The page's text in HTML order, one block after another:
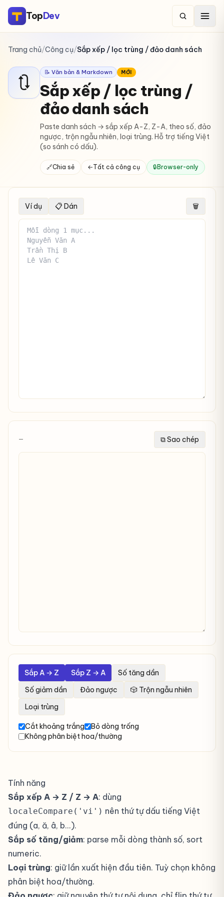
TopDev
Trang chủ/Công cụ/Sắp xếp / lọc trùng / đảo danh sách
🔃 📝 Văn bản & Markdown MỚI
Sắp xếp / lọc trùng /
đảo danh sách
Paste danh sách → sắp xếp A-Z, Z-A, theo số, đảo
ngược, trộn ngẫu nhiên, loại trùng. Hỗ trợ tiếng Việt
(so sánh có dấu).
🔗Chia sẻ ←Tất cả công cụ 🔒 Browser-only
Ví dụ 📋 Dán 🗑
— ⧉ Sao chép
Sắp A → Z Sắp Z → A
Số tăng dần
Số giảm dần
Đảo ngược
🎲 Trộn ngẫu nhiên
Loại trùng
Cắt khoảng trắng
Bỏ dòng trống
Không phân biệt hoa/thường
Tính năng
Sắp xếp A → Z / Z → A: dùng
localeCompare('vi') nên thứ tự dấu tiếng Việt
đúng (a, ă, â, b...).
Sắp số tăng/giảm: parse mỗi dòng thành số, sort
numeric.
Loại trùng: giữ lần xuất hiện đầu tiên. Tuỳ chọn không
phân biệt hoa/thường.